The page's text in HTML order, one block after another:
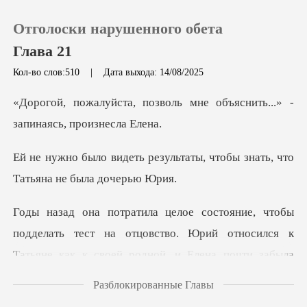
0
История чтения
Выйти
Отголоски нарушенного обета
Глава 21
Кол-во слов:510 | Дата выхода: 14/08/2025
оль мне объяснить...» -
за
ультаты, чтобы знать, что
Т
дделать тест на отцовство. Юрий относился к
Татьян
Разблокированные Главы